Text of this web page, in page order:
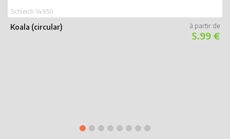
Koala (circular)
Schleich 14950
5.99 €